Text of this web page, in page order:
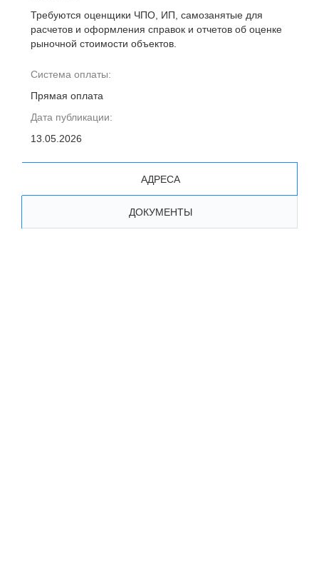
Требуются оценщики ЧПО, ИП, самозанятые для
расчетов и оформления справок и отчетов об оценке
рыночной стоимости объектов.
Система оплаты:
Прямая оплата
Дата публикации:
13.05.2026
АДРЕСА
ДОКУМЕНТЫ